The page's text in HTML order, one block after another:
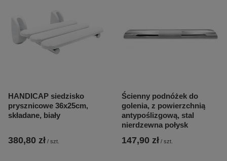
HANDICAP siedzisko
prysznicowe 36x25cm,
składane, biały
380,80 zł / szt.
Ścienny podnóżek do
golenia, z powierzchnią
antypoślizgową, stal
nierdzewna połysk
147,90 zł / szt.